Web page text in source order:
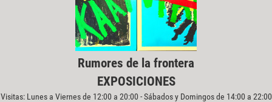
Rumores de la frontera
EXPOSICIONES
Visitas: Lunes a Viernes de 12:00 a 20:00 - Sábados y Domingos de 14:00 a 22:00